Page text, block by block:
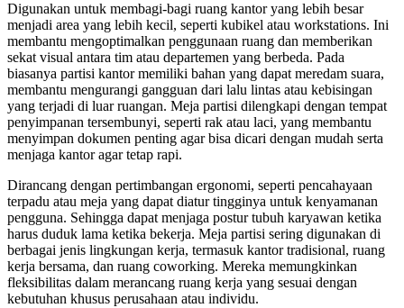
Digunakan untuk membagi-bagi ruang kantor yang lebih besar
menjadi area yang lebih kecil, seperti kubikel atau workstations. Ini
membantu mengoptimalkan penggunaan ruang dan memberikan
sekat visual antara tim atau departemen yang berbeda. Pada
biasanya partisi kantor memiliki bahan yang dapat meredam suara,
membantu mengurangi gangguan dari lalu lintas atau kebisingan
yang terjadi di luar ruangan. Meja partisi dilengkapi dengan tempat
penyimpanan tersembunyi, seperti rak atau laci, yang membantu
menyimpan dokumen penting agar bisa dicari dengan mudah serta
menjaga kantor agar tetap rapi.
Dirancang dengan pertimbangan ergonomi, seperti pencahayaan
terpadu atau meja yang dapat diatur tingginya untuk kenyamanan
pengguna. Sehingga dapat menjaga postur tubuh karyawan ketika
harus duduk lama ketika bekerja. Meja partisi sering digunakan di
berbagai jenis lingkungan kerja, termasuk kantor tradisional, ruang
kerja bersama, dan ruang coworking. Mereka memungkinkan
fleksibilitas dalam merancang ruang kerja yang sesuai dengan
kebutuhan khusus perusahaan atau individu.